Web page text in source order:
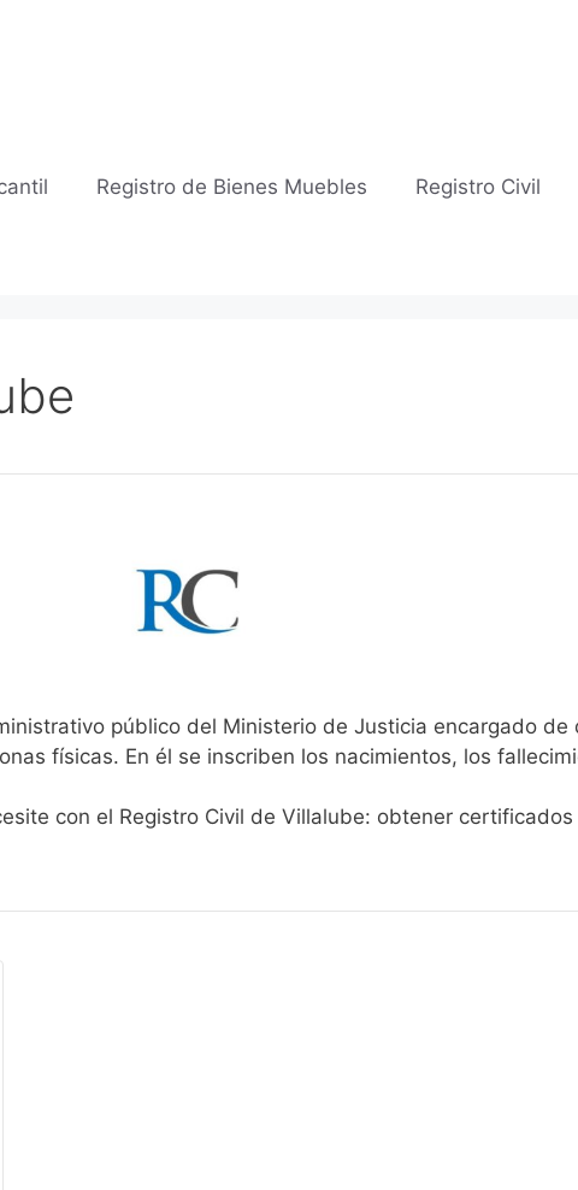
Registro de Bienes Muebles Registro Civil
público del Ministerio de Justicia encargado de
físicas. En él se inscriben los nacimientos, los
con el Registro Civil de Villalube: obtener